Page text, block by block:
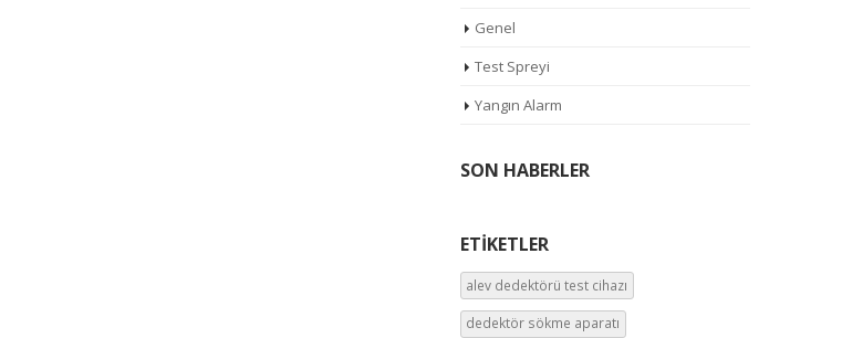
Genel
Test Spreyi
Yangın Alarm
SON HABERLER
ETIKETLER
alev dedektörü test cihazı
dedektör sökme aparatı